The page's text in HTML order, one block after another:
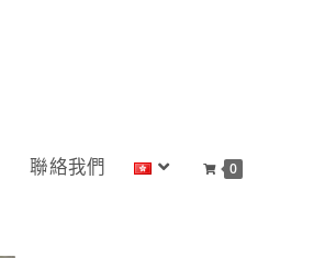
聯絡我們 0